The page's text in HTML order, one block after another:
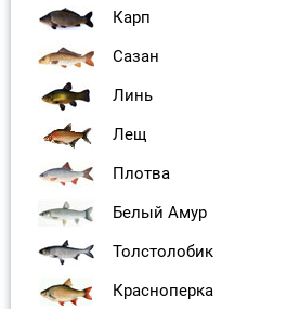
Карп
Сазан
Линь
Лещ
Плотва
Белый Амур
Толстолобик
Красноперка